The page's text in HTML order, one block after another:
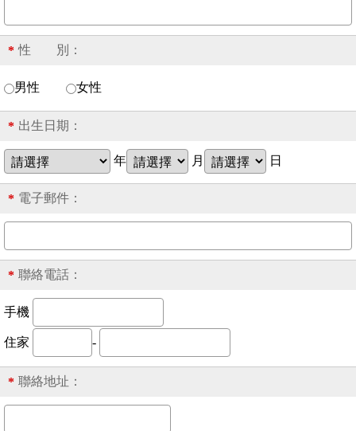
* 性 別：
男性 女性
* 出生日期：
年 月 日
* 電子郵件：
* 聯絡電話：
手機
住家 -
* 聯絡地址：